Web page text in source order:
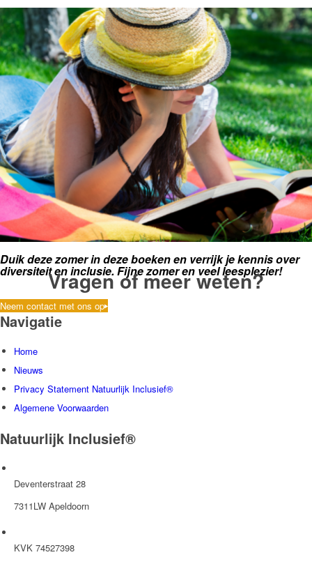
Duik deze zomer in deze boeken en verrijk je kennis over
diversiteit en inclusie. Fijne zomer en veel leesplezier!
Vragen of meer weten?
Neem contact met ons op
Navigatie
Home
Nieuws
Privacy Statement Natuurlijk Inclusief®
Algemene Voorwaarden
Natuurlijk Inclusief®
Deventerstraat 28
7311LW Apeldoorn
KVK 74527398